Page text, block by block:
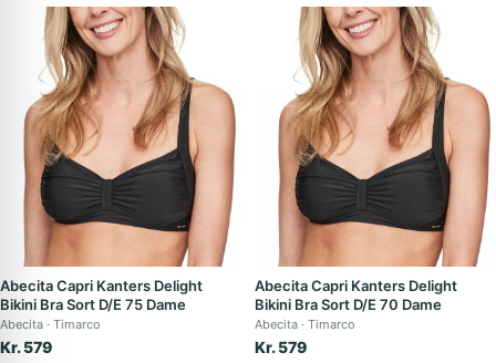
Abecita Capri Kanters Delight
Bikini Bra Sort D/E 75 Dame
Abecita Timarco
Kr. 579
Abecita Capri Kanters Delight
Bikini Bra Sort D/E 70 Dame
Abecita Timarco
Kr. 579